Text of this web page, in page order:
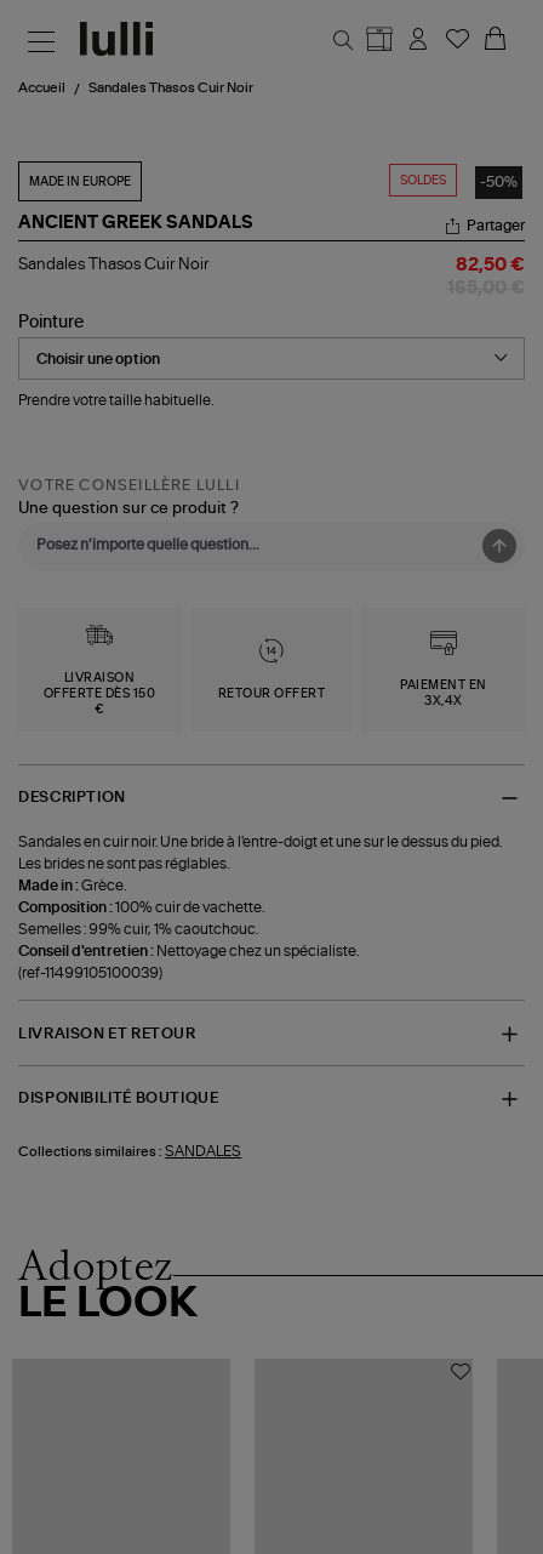
Accueil Sandales Thasos Cuir Noir
SOLDES -50%
MADE IN EUROPE
ANCIENT GREEK SANDALS
Sandales
Noir
Partager
Sandales Thasos Cuir Noir 82,50 €
Pointure
Prendre votre taille habituelle.
VOTRE CONSEILLÈRE LULLI
Une question sur ce produit ?
LIVRAISON
OFFERTE DÈS 150
€
RETOUR OFFERT
PAIEMENT EN
3X,4X
DESCRIPTION
Sandales en cuir noir. Une bride à l'entre-doigt et une sur le dessus du pied.
Les brides ne sont pas réglables.
Made in :Grèce.
Composition :100% cuir de vachette.
Semelles : 99% cuir, 1% caoutchouc.
Conseil d'entretien : Nettoyage chez un spécialiste.
(ref-11499105100039)
LIVRAISON ET RETOUR
DISPONIBILITÉ BOUTIQUE
Collections similaires : SANDALES
Adoptez
LE LOOK